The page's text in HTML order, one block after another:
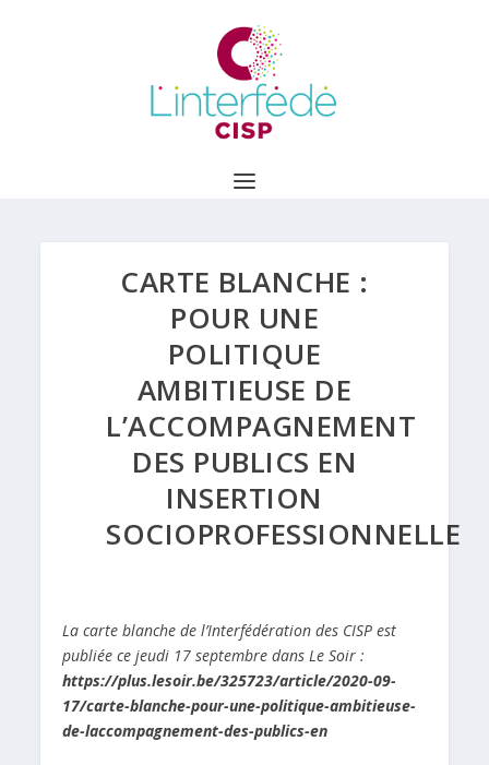
CARTE BLANCHE :
POUR UNE
POLITIQUE
AMBITIEUSE DE
L’ACCOMPAGNEMENT
DES PUBLICS EN
INSERTION
SOCIOPROFESSIONNELLE
La carte blanche de l’Interfédération des CISP est
publiée ce jeudi 17 septembre dans Le Soir :
https://plus.lesoir.be/325723/article/2020-09-
17/carte-blanche-pour-une-politique-ambitieuse-
de-laccompagnement-des-publics-en